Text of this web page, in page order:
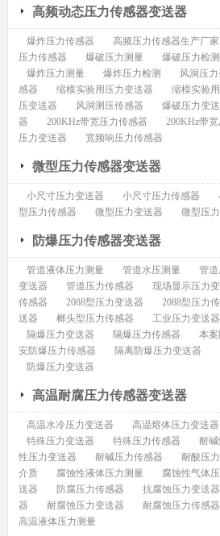
高频动态压力传感器变送器
爆炸压力传感器 高频压力传感器生产厂家
压力传感器
爆破压力测量 爆破压力检测
爆炸压力测量
爆炸压力检测 风洞压
感器
缩模实验用压力变送器 缩模实验
压变送器
风洞测压传感器 爆破压力变
器
200KHz带宽压力传感器 200KHz带
压力变送器
宽频响压力传感器
微型压力传感器变送器
小尺寸压力变送器 小尺寸压力传感器
型压力传感器
微型压力变送器 微型压
防爆压力传感器变送器
管道液体压力测量 管道水压测量 管
变送器
管道压力传感器 现场显示压力
传感器
2088型压力变送器 2088型压力
送器
榔头型压力传感器 工业压力变送器
隔爆压力变送器
隔爆压力传感器 本
安防爆压力传感器
隔离防爆压力变送器
防爆压力变送器
高温耐腐压力传感器变送器
高温水冷压力变送器 高温熔体压力变送器
特殊压力变送器
特殊压力传感器 耐
性压力变送器
耐碱压力传感器 耐酸压
介质
腐蚀性液体压力测量 腐蚀性气体
送器
防腐压力传感器 抗腐蚀压力变送器
器
耐腐蚀压力变送器 耐腐蚀压力传感器
高温液体压力测量